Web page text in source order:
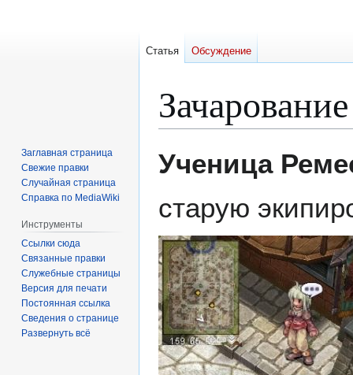
кк
Ученица
старую
Статья Обсуждение
Заглавная страница
Свежие правки
Случайная страница
Справка по MediaWiki
Инструменты
Ссылки сюда
Связанные правки
Служебные страницы
Версия для печати
Постоянная ссылка
Сведения о странице
Развернуть всё